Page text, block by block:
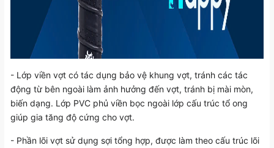
- Lớp viền vợt có tác dụng bảo vệ khung vợt, tránh các tác
động từ bên ngoài làm ảnh hưởng đến vợt, tránh bị mài mòn,
biến dạng. Lớp PVC phủ viền bọc ngoài lớp cấu trúc tổ ong
giúp gia tăng độ cứng cho vợt.
- Phần lõi vợt sử dụng sợi tổng hợp, được làm theo cấu trúc lõi